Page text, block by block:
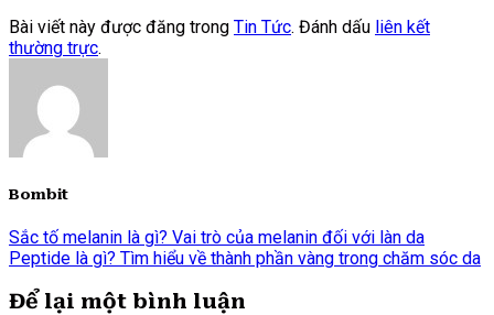
Bài viết này được đăng trong Tin Tức. Đánh dấu liên kết
thường trực.
Bombit
Sắc tố melanin là gì? Vai trò của melanin đối với làn da
Peptide là gì? Tìm hiểu về thành phần vàng trong chăm sóc da
Để lại một bình luận